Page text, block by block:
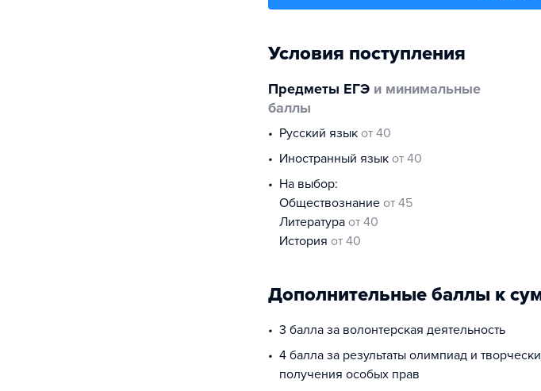
Условия поступления
Предметы ЕГЭ и минимальные
баллы
русский язык от 40
иностранный язык от 40
На выбор:
обществознание от 45
литература от 40
история от 40
Дополнительные баллы к
3 балла за волонтерская деятельность
4 балла за результаты олимпиад и
получения особых прав